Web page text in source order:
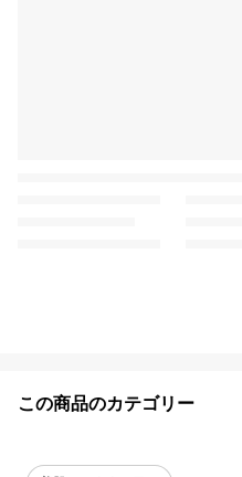
この商品のカテゴリー